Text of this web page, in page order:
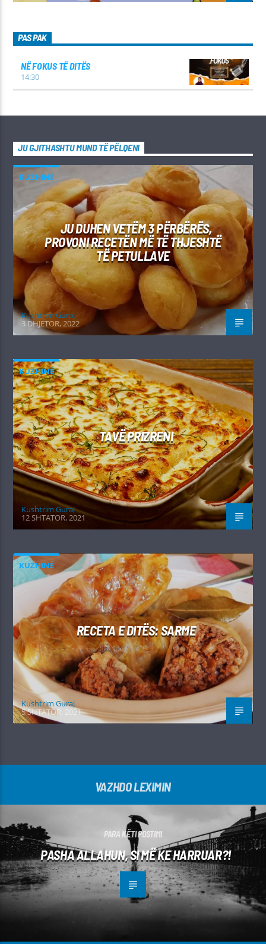
PAS PAK
NË FOKUS TË DITËS
14:30
JU GJITHASHTU MUND TË PËLQENI
KUZHINË
JU DUHEN VETËM 3 PËRBËRËS,
PROVONI RECETËN MË TË THJESHTË
TË PETULLAVE
Kushtrim Guraj
3 DHJETOR, 2022
KUZHINË
TAVË PRIZRENI
Kushtrim Guraj
12 SHTATOR, 2021
KUZHINË
RECETA E DITËS: SARME
Kushtrim Guraj
5 SHTATOR, 2021
VAZHDO LEXIMIN
PARA KËTI POSTIMI
PASHA ALLAHUN, SI MË KE HARRUAR?!